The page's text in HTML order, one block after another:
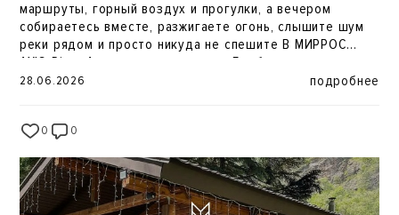
28.06.2026 подробнее
маршруты, горный воздух и прогулки, а вечером
собираетесь вместе, разжигаете огонь, слышите шум
реки рядом и просто никуда не спешите В МИРРОС
AXIS-River Архыз есть отдельная Барбекю-зона с
мангалом, где можно устроить настоящий кавказский
блюда на огне Наслаждаться атмосферой гор, природы
в ресторане. А там, где горячий мангал, близкие люди
рядом и горы вокруг
0 0